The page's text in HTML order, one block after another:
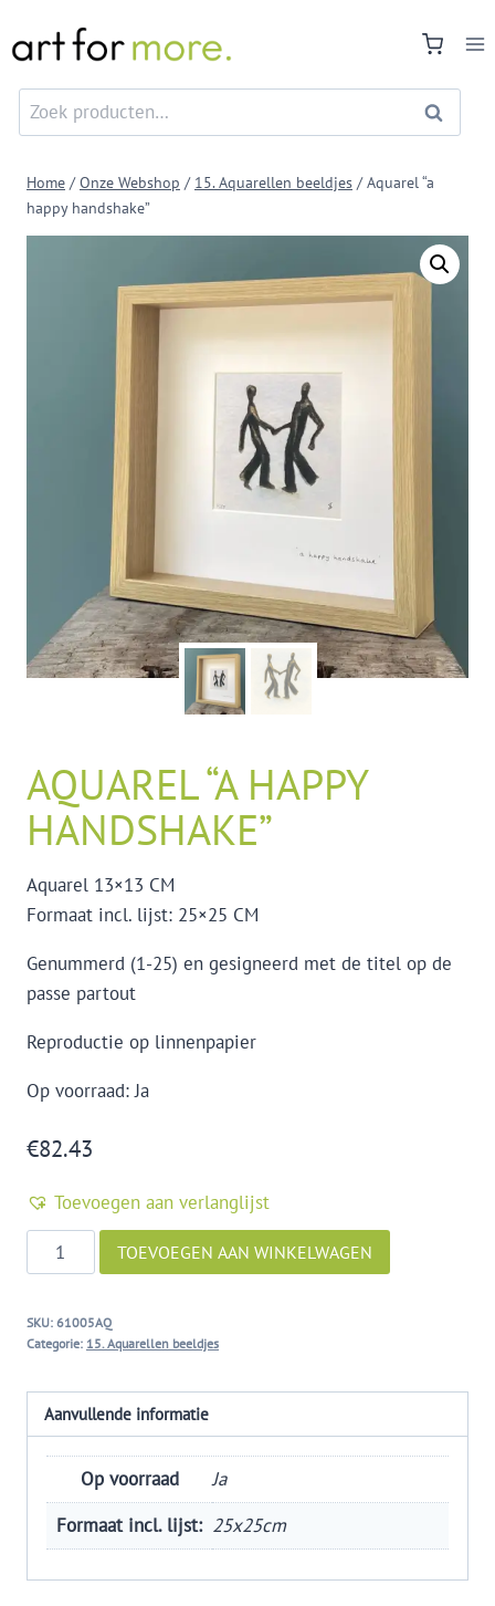
naar
Zoeken
naar:
Zoeken
Home / Onze Webshop / 15. Aquarellen beeldjes / Aquarel “a
happy handshake”
AQUAREL “A HAPPY
HANDSHAKE”
Aquarel 13×13 CM
Formaat incl. lijst: 25×25 CM
Genummerd (1-25) en gesigneerd met de titel op de
passe partout
Reproductie op linnenpapier
Op voorraad: Ja
€82.43
Toevoegen aan verlanglijst
Aquarel
"a
handshake"
TOEVOEGEN AAN WINKELWAGEN
SKU: 61005AQ
Categorie: 15. Aquarellen beeldjes
Aanvullende informatie
Op voorraad
Ja
Formaat incl. lijst: 25x25cm